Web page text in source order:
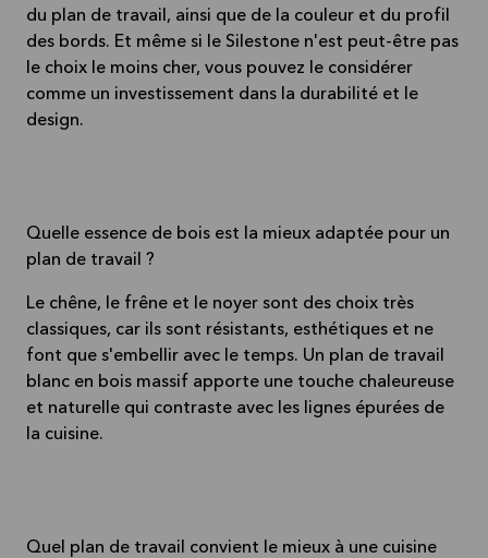
du plan de travail, ainsi que de la couleur et du profil
des bords. Et même si le Silestone n'est peut-être pas
le choix le moins cher, vous pouvez le considérer
comme un investissement dans la durabilité et le
design.
Quelle essence de bois est la mieux adaptée pour un
plan de travail ?
Le chêne, le frêne et le noyer sont des choix très
classiques, car ils sont résistants, esthétiques et ne
font que s'embellir avec le temps. Un plan de travail
blanc en bois massif apporte une touche chaleureuse
et naturelle qui contraste avec les lignes épurées de
la cuisine.
Quel plan de travail convient le mieux à une cuisine